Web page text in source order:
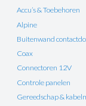
Accu’s & Toebehoren
Alpine
Buitenwand
Coax
Connectoren 12V
Controle panelen
Gereedschap &